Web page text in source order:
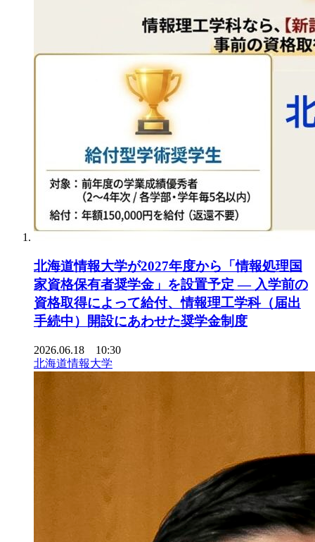
北海道情報大学が2027年度から「情報処理国
家資格保有者奨学金」を設置予定 ― 入学前の
資格取得によって給付、情報理工学科（届出
手続中）開設にあわせた奨学金制度
2026.06.18 10:30
北海道情報大学